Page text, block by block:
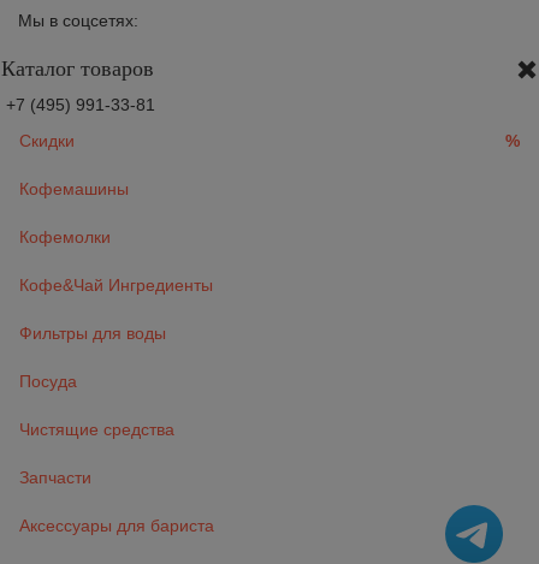
Мы в соцсетях:
Каталог товаров
+7 (495) 991-33-81
Скидки
%
Кофемашины
Кофемолки
Кофе&Чай Ингредиенты
Фильтры для воды
Посуда
Чистящие средства
Запчасти
Аксессуары для бариста